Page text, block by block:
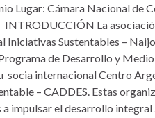
Lugar: Cámara Nacional de
INTRODUCCIÓN La
Iniciativas Sustentables –
de Desarrollo y
socia internacional Centro
– CADDES. Estas
a impulsar el desarrollo